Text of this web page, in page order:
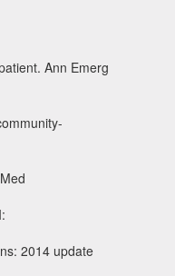
Ann Emerg
2014 update